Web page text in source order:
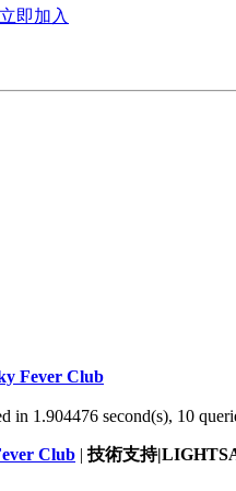
立即加入
Fever Club
in 1.904476 second(s), 10
Club | 技術支持